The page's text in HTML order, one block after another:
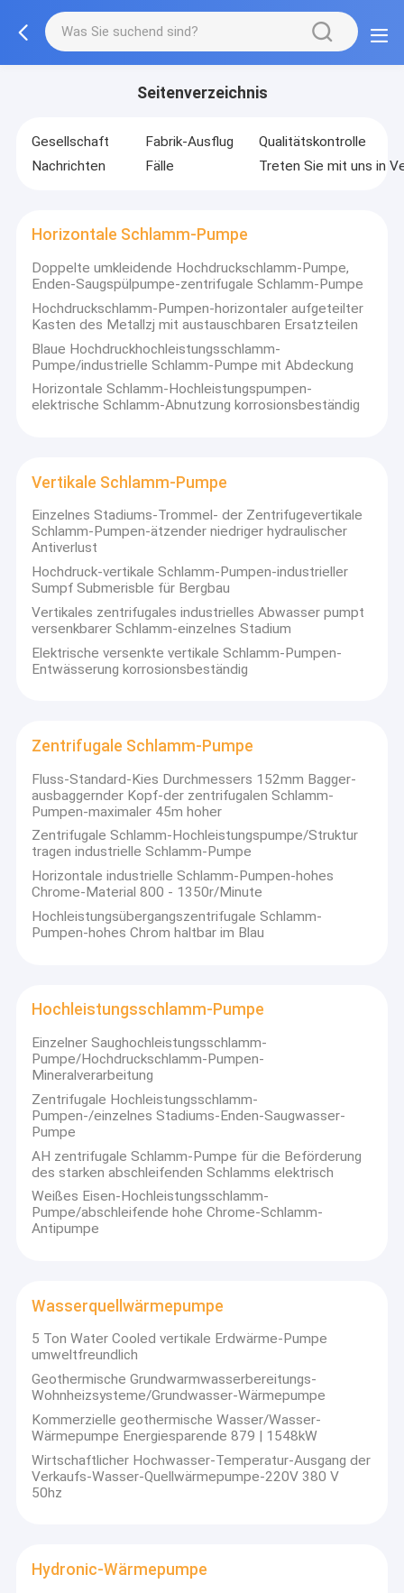
Seitenverzeichnis
Gesellschaft Fabrik-Ausflug
Qualitätskontrolle
Nachrichten
Fälle Treten Sie mit uns in
Horizontale Schlamm-Pumpe
Doppelte umkleidende Hochdruckschlamm-Pumpe,
Enden-Saugspülpumpe-zentrifugale Schlamm-Pumpe
Hochdruckschlamm-Pumpen-horizontaler aufgeteilter
Kasten des Metallzj mit austauschbaren Ersatzteilen
Blaue Hochdruckhochleistungsschlamm-
Pumpe/industrielle Schlamm-Pumpe mit Abdeckung
Horizontale Schlamm-Hochleistungspumpen-
elektrische Schlamm-Abnutzung korrosionsbeständig
Vertikale Schlamm-Pumpe
Einzelnes Stadiums-Trommel- der Zentrifugevertikale
Schlamm-Pumpen-ätzender niedriger hydraulischer
Antiverlust
Hochdruck-vertikale Schlamm-Pumpen-industrieller
Sumpf Submerisble für Bergbau
Vertikales zentrifugales industrielles Abwasser pumpt
versenkbarer Schlamm-einzelnes Stadium
Elektrische versenkte vertikale Schlamm-Pumpen-
Entwässerung korrosionsbeständig
Zentrifugale Schlamm-Pumpe
Fluss-Standard-Kies Durchmessers 152mm Bagger-
ausbaggernder Kopf-der zentrifugalen Schlamm-
Pumpen-maximaler 45m hoher
Zentrifugale Schlamm-Hochleistungspumpe/Struktur
tragen industrielle Schlamm-Pumpe
Horizontale industrielle Schlamm-Pumpen-hohes
Chrome-Material 800 - 1350r/Minute
Hochleistungsübergangszentrifugale Schlamm-
Pumpen-hohes Chrom haltbar im Blau
Hochleistungsschlamm-Pumpe
Einzelner Saughochleistungsschlamm-
Pumpe/Hochdruckschlamm-Pumpen-
Mineralverarbeitung
Zentrifugale Hochleistungsschlamm-
Pumpen-/einzelnes Stadiums-Enden-Saugwasser-
Pumpe
AH zentrifugale Schlamm-Pumpe für die Beförderung
des starken abschleifenden Schlamms elektrisch
Weißes Eisen-Hochleistungsschlamm-
Pumpe/abschleifende hohe Chrome-Schlamm-
Antipumpe
Wasserquellwärmepumpe
5 Ton Water Cooled vertikale Erdwärme-Pumpe
umweltfreundlich
Geothermische Grundwarmwasserbereitungs-
Wohnheizsysteme/Grundwasser-Wärmepumpe
Kommerzielle geothermische Wasser/Wasser-
Wärmepumpe Energiesparende 879 | 1548kW
Wirtschaftlicher Hochwasser-Temperatur-Ausgang der
Verkaufs-Wasser-Quellwärmepumpe-220V 380 V
50hz
Hydronic-Wärmepumpe